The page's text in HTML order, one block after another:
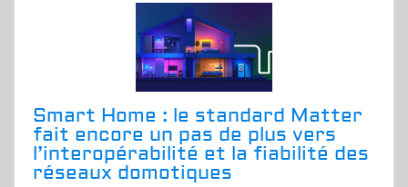
Smart Home : le standard Matter
fait encore un pas de plus vers
l’interopérabilité et la fiabilité des
réseaux domotiques